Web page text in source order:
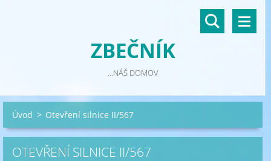
ZBEČNÍK
...NÁŠ DOMOV
Úvod > Otevření silnice II/567
OTEVŘENÍ SILNICE II/567